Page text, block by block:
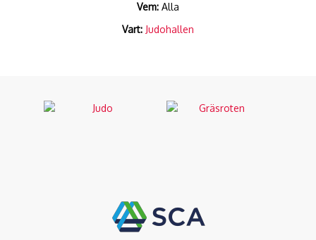
Vem: Alla
Vart: Judohallen